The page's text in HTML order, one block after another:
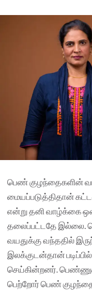
பெண் குழந்தைகளின்
மையப்படுத்திதான்
என்று தனி வாழ்க்கை
தலைப்பட்டதே இல்லை.
வயதுக்கு வந்ததில்
இலக்குடன்தான்
செய்கின்றனர்.
பெற்றோர் பெண்